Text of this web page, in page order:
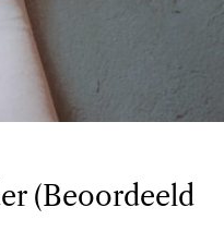
(Beoordeeld